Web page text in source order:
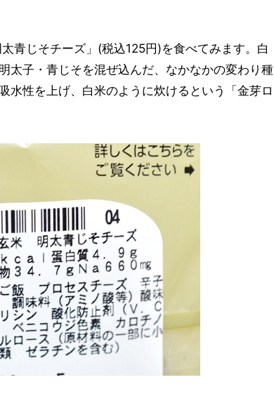
青じそチーズ」(税込125円)を食べてみます。白
太子・青じそを混ぜ込んだ、なかなかの変わり種
水性を上げ、白米のように炊けるという「金芽ロ